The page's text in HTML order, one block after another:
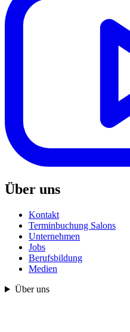
Über uns
Kontakt
Terminbuchung Salons
Unternehmen
Jobs
Berufsbildung
Medien
Über uns